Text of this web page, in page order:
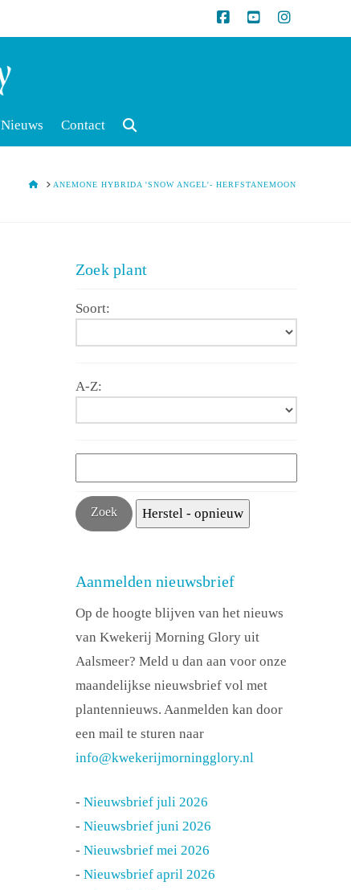
Nieuws Contact
HOMEANEMONE HYBRIDA 'SNOW ANGEL'- HERFSTANEMOON
Zoek plant
Soort:
A-Z:
Aanmelden nieuwsbrief
Op de hoogte blijven van het nieuws
van Kwekerij Morning Glory uit
Aalsmeer? Meld u dan aan voor onze
maandelijkse nieuwsbrief vol met
plantennieuws. Aanmelden kan door
een mail te sturen naar
info@kwekerijmorningglory.nl
-Nieuwsbrief juli 2026
-Nieuwsbrief juni 2026
-Nieuwsbrief mei 2026
-Nieuwsbrief april 2026